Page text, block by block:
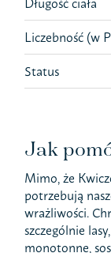
Liczebność (w
Status
Jak
Mimo, że
potrzebują
wrażliwości.
szczególnie
monotonne,